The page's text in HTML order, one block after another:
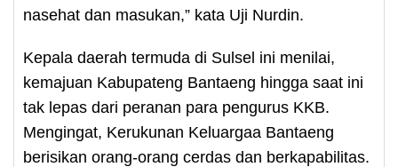
nasehat dan masukan,” kata Uji Nurdin.
Kepala daerah termuda di Sulsel ini menilai,
kemajuan Kabupateng Bantaeng hingga saat ini
tak lepas dari peranan para pengurus KKB.
Mengingat, Kerukunan Keluargaa Bantaeng
berisikan orang-orang cerdas dan berkapabilitas.